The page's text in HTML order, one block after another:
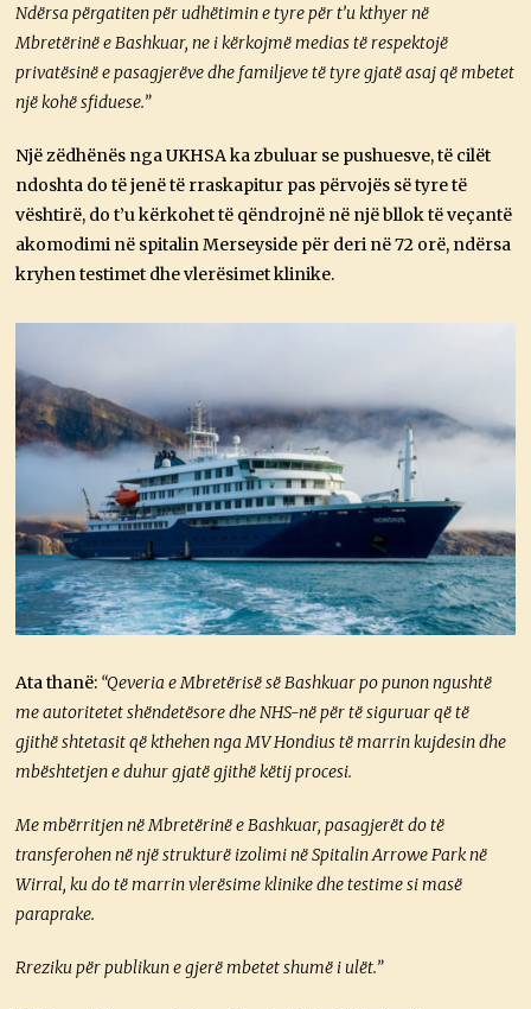
Ndërsa përgatiten për udhëtimin e tyre për t’u kthyer në
Mbretërinë e Bashkuar, ne i kërkojmë medias të respektojë
privatësinë e pasagjerëve dhe familjeve të tyre gjatë asaj që mbetet
një kohë sfiduese.”
Një zëdhënës nga UKHSA ka zbuluar se pushuesve, të cilët
ndoshta do të jenë të rraskapitur pas përvojës së tyre të
vështirë, do t’u kërkohet të qëndrojnë në një bllok të veçantë
akomodimi në spitalin Merseyside për deri në 72 orë, ndërsa
kryhen testimet dhe vlerësimet klinike.
Ata thanë: “Qeveria e Mbretërisë së Bashkuar po punon ngushtë
me autoritetet shëndetësore dhe NHS-në për të siguruar që të
gjithë shtetasit që kthehen nga MV Hondius të marrin kujdesin dhe
mbështetjen e duhur gjatë gjithë këtij procesi.
Me mbërritjen në Mbretërinë e Bashkuar, pasagjerët do të
transferohen në një strukturë izolimi në Spitalin Arrowe Park në
Wirral, ku do të marrin vlerësime klinike dhe testime si masë
paraprake.
Rreziku për publikun e gjerë mbetet shumë i ulët.”